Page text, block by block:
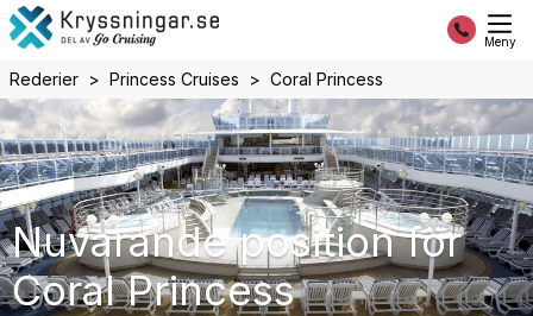
Meny
Rederier Princess Cruises Coral Princess
Nuvarande position för
Coral Princess